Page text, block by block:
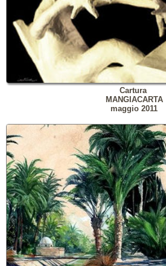
Cartura
MANGIACARTA
maggio 2011